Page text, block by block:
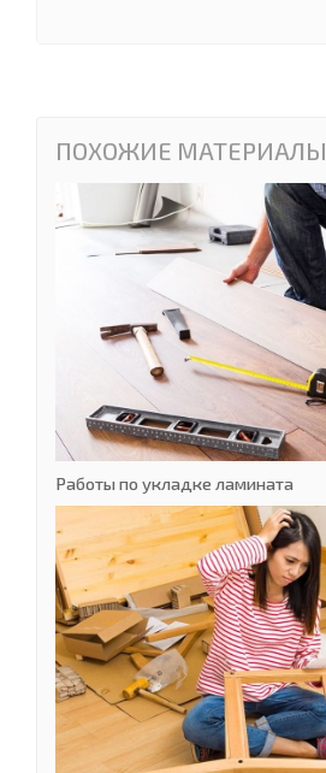
ПОХОЖИЕ МАТЕРИАЛЫ
Работы по укладке ламината